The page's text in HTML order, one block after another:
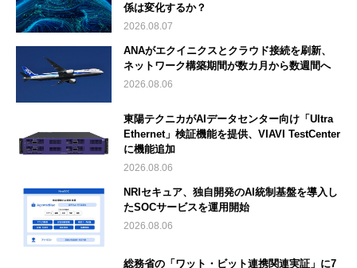
係は変化するか？
2026.08.07
ANAがエクイニクスとクラウド接続を刷新、
ネットワーク構築期間が数カ月から数週間へ
2026.08.06
東陽テクニカがAIデータセンター向け「Ultra
Ethernet」検証機能を提供、VIAVI TestCenter
に機能追加
2026.08.06
NRIセキュア、独自開発のAI統制基盤を導入し
たSOCサービスを運用開始
2026.08.06
総務省の「ワット・ビット連携関連実証」に7